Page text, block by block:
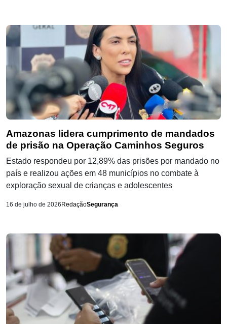
Amazonas lidera cumprimento de mandados
de prisão na Operação Caminhos Seguros
Estado respondeu por 12,89% das prisões por mandado no
país e realizou ações em 48 municípios no combate à
exploração sexual de crianças e adolescentes
16 de julho de 2026RedaçãoSegurança